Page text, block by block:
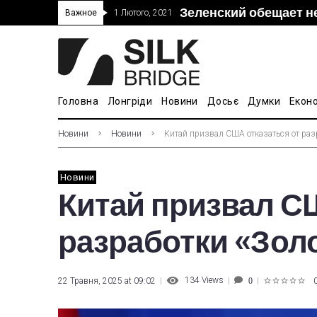
Важное 1 Лютого, 2021 Зеленский обещает
Прошло 5-тое
“Дочка” Beijing
В Украине ввели
Головна Лонгріди Новини Досьє Думки
Новини Новини Китай призвал США отказаться от
Новини
Китай призвал
разработки
22 Травня, 2025 at 09:02 134 Views 0